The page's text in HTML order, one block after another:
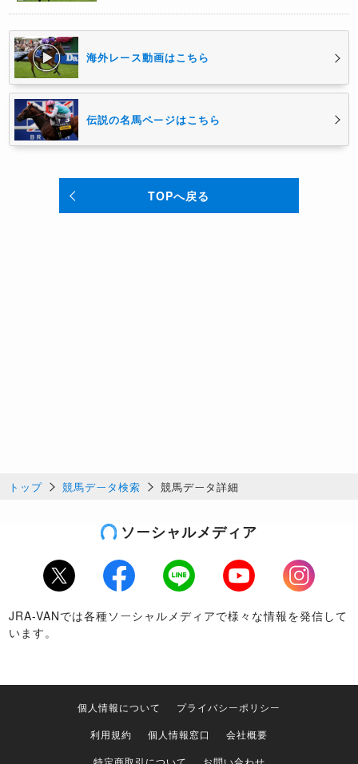
海外レース動画はこちら
伝説の名馬ページはこちら
TOPへ戻る
トップ 競馬データ検索 競馬データ詳細
ソーシャルメディア
Twitter Facebook LINE Youtube
Instagram
JRA-VANでは各種ソーシャルメディアで様々な情報を発信して
います。
個人情報について
プライバシーポリシー
利用規約
個人情報窓口
会社概要